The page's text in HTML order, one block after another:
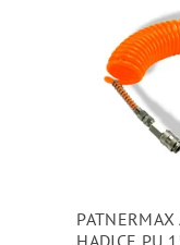
PATNERMAX